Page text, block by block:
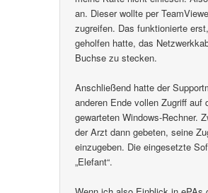
an. Dieser wollte per
zugreifen. Das funktionierte
geholfen hatte, das
Buchse zu stecken.
Anschließend hatte der
anderen Ende vollen Zugriff auf
gewarteten Windows-Rechner.
der Arzt dann gebeten, seine
einzugeben. Die eingesetzte
„Elefant“.